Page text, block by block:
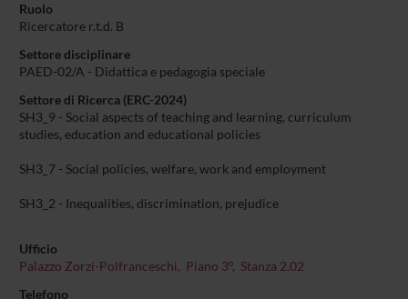
Ruolo
Ricercatore r.t.d. B
Settore disciplinare
PAED-02/A - Didattica e pedagogia speciale
Settore di Ricerca (ERC-2024)
SH3_9 - Social aspects of teaching and learning, curriculum
studies, education and educational policies
SH3_7 - Social policies, welfare, work and employment
SH3_2 - Inequalities, discrimination, prejudice
Ufficio
Palazzo Zorzi-Polfranceschi, Piano 3°, Stanza 2.02
Telefono